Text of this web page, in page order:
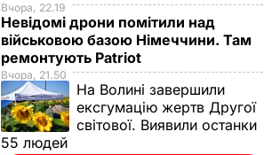
Вчора, 22.19
Невідомі дрони помітили над
військовою базою Німеччини. Там
ремонтують Patriot
Вчора, 21.50
На Волині завершили
ексгумацію жертв Другої
світової. Виявили останки
55 людей